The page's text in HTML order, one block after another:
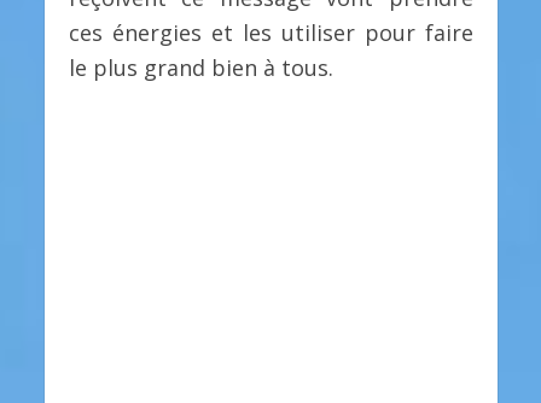
ces énergies et les utiliser pour faire
le plus grand bien à tous.